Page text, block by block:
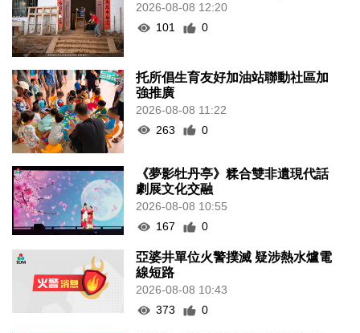
2026-08-08 12:20
101
0
托所倡生育友好加油站聯動社區加
強推廣
2026-08-08 11:22
263
0
《夢影牡丹亭》糅合雙非遺現代話
劇展文化交融
2026-08-08 10:55
167
0
亞婆井單位火警撲滅 疑涉熱水爐電
線短路
2026-08-08 10:43
373
0